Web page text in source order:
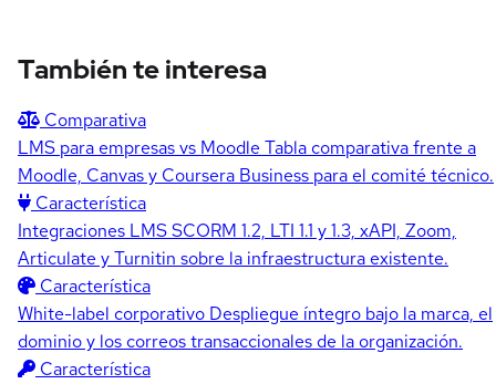
También te interesa
Comparativa
LMS para empresas vs Moodle Tabla comparativa frente a
Moodle, Canvas y Coursera Business para el comité técnico.
Característica
Integraciones LMSSCORM 1.2, LTI 1.1 y 1.3, xAPI, Zoom,
Articulate y Turnitin sobre la infraestructura existente.
Característica
White-label corporativo Despliegue íntegro bajo la marca, el
dominio y los correos transaccionales de la organización.
Característica